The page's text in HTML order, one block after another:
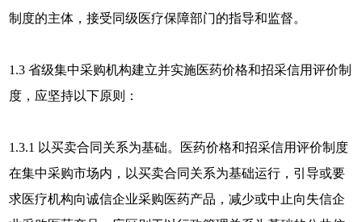
制度的主体，接受同级医疗保障部门的指导和监督。
1.3 省级集中采购机构建立并实施医药价格和招采信用评价制
度，应坚持以下原则：
1.3.1 以买卖合同关系为基础。医药价格和招采信用评价制度
在集中采购市场内，以买卖合同关系为基础运行，引导或要
求医疗机构向诚信企业采购医药产品，减少或中止向失信企